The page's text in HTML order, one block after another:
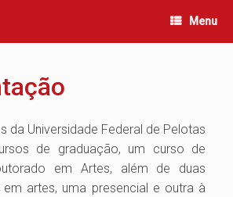
Menu
da Universidade Federal de Pelotas
de graduação, um curso de
em Artes, além de duas
em artes, uma presencial e outra à